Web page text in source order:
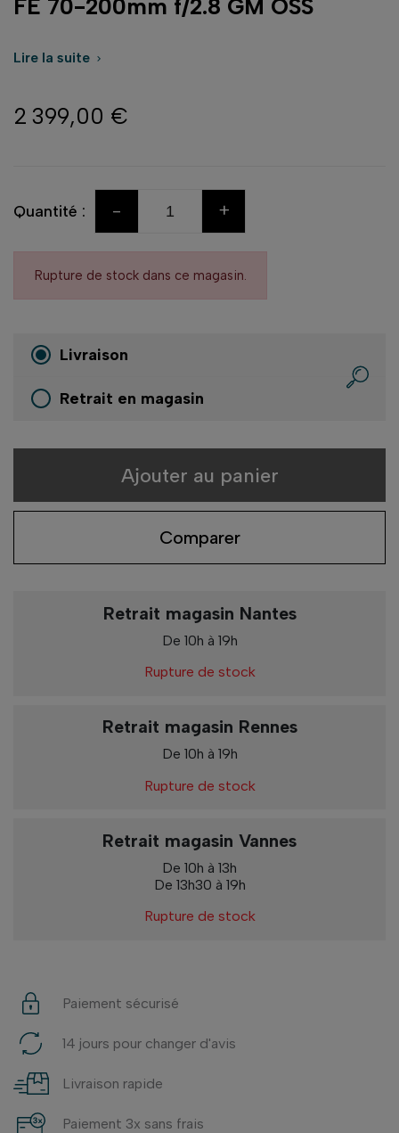
FE 70-200mm f/2.8 GM OSS
Lire la suite 
2 399,00 €
Quantité : - +
Rupture de stock dans ce magasin.
Livraison
Retrait en magasin
Ajouter au panier
Comparer
Retrait magasin Nantes
De 10h à 19h
Rupture de stock
Retrait magasin Rennes
De 10h à 19h
Rupture de stock
Retrait magasin Vannes
De 10h à 13h
De 13h30 à 19h
Rupture de stock
Paiement sécurisé
14 jours pour changer d'avis
Livraison rapide
Paiement 3x sans frais